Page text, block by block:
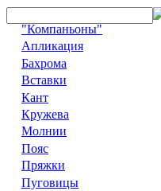
"Компаньоны"
Апликация
Бахрома
Вставки
Кант
Кружева
Молнии
Пояс
Пряжки
Пуговицы